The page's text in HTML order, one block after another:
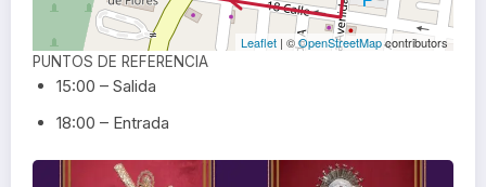
Leaflet | ©OpenStreetMapcontributors
PUNTOS DE REFERENCIA
15:00 – Salida
18:00 – Entrada